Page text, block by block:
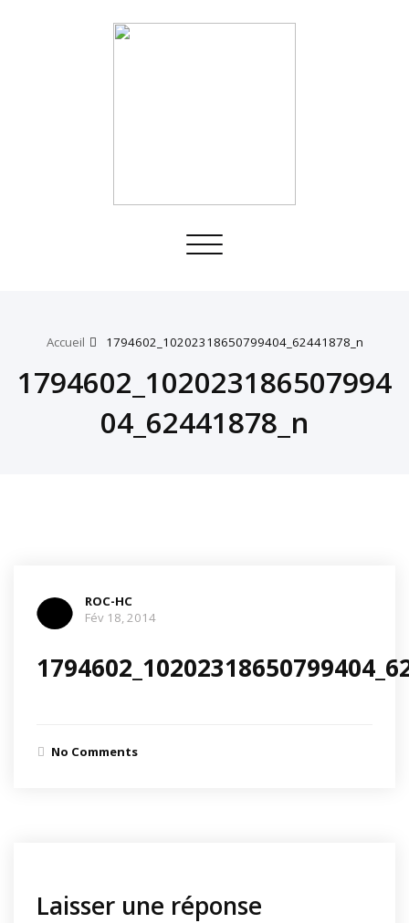
Toggle
Accueil 1794602_10202318650799404_62441878_n
1794602_102023186507994
04_62441878_n
ROC-HC
Fév 18, 2014
No Comments
Laisser une réponse